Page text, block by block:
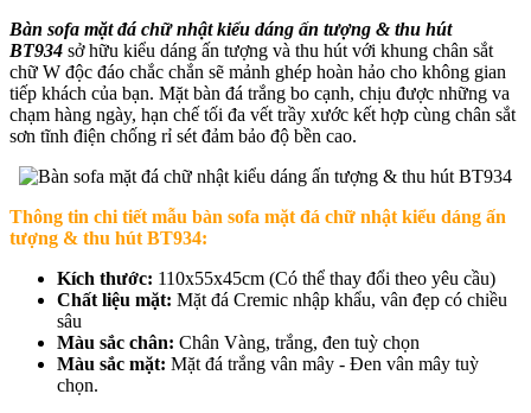
Bàn sofa mặt đá chữ nhật kiểu dáng ấn tượng & thu hút
BT934 sở hữu kiểu dáng ấn tượng và thu hút với khung chân sắt
chữ W độc đáo chắc chắn sẽ mảnh ghép hoàn hảo cho không gian
tiếp khách của bạn. Mặt bàn đá trắng bo cạnh, chịu được những va
chạm hàng ngày, hạn chế tối đa vết trầy xước kết hợp cùng chân sắt
sơn tĩnh điện chống rỉ sét đảm bảo độ bền cao.
Thông tin chi tiết mẫu bàn sofa mặt đá chữ nhật kiểu dáng ấn
tượng & thu hút BT934:
Kích thước: 110x55x45cm (Có thể thay đổi theo yêu cầu)
Chất liệu mặt: Mặt đá Cremic nhập khẩu, vân đẹp có chiều
sâu
Màu sắc chân: Chân Vàng, trắng, đen tuỳ chọn
Màu sắc mặt: Mặt đá trắng vân mây - Đen vân mây tuỳ
chọn.